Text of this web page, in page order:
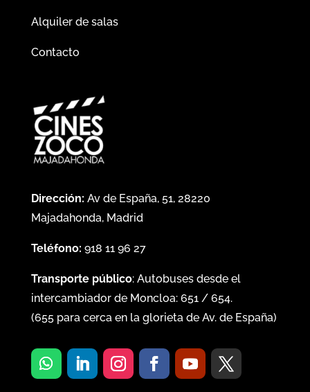
Alquiler de salas
Contacto
Dirección: Av de España, 51, 28220
Majadahonda, Madrid
Teléfono: 918 11 96 27
Transporte público: Autobuses desde el
intercambiador de Moncloa: 651/ 654.
(655para cerca en la glorieta de Av. de España)